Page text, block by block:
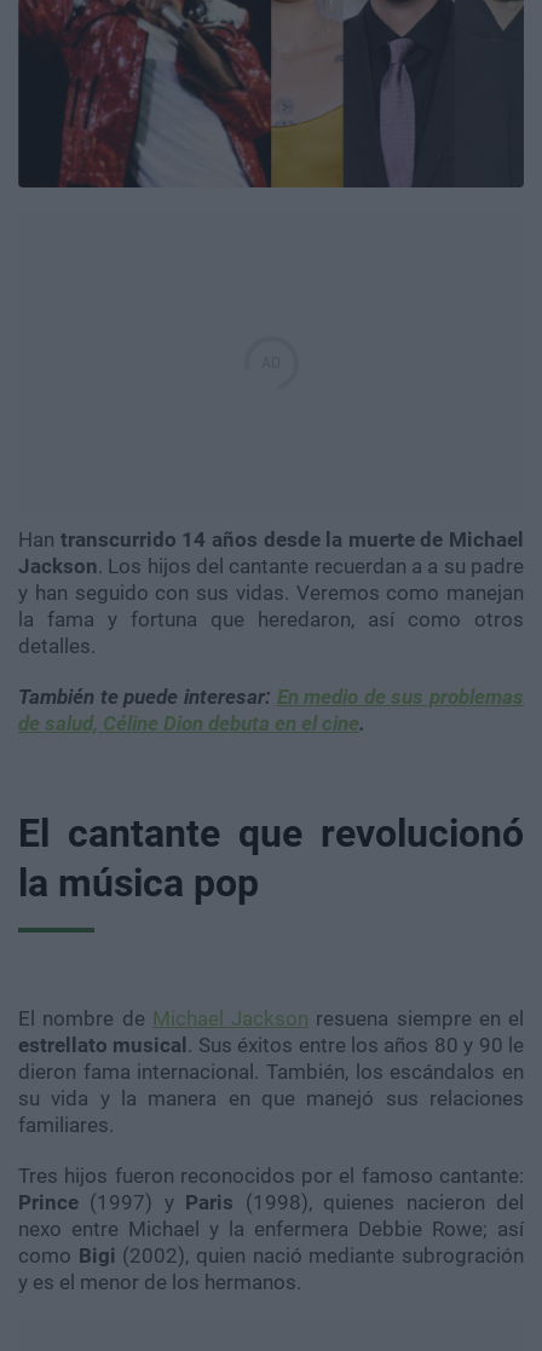
Han transcurrido 14 años desde la muerte de Michael
Jackson. Los hijos del cantante recuerdan a a su padre
y han seguido con sus vidas. Veremos como manejan
la fama y fortuna que heredaron, así como otros
detalles.
También te puede interesar: En medio de sus problemas
de salud, Céline Dion debuta en el cine.
El cantante que revolucionó
la música pop
El nombre de Michael Jackson resuena siempre en el
estrellato musical . Sus éxitos entre los años 80 y 90 le
dieron fama internacional. También, los escándalos en
su vida y la manera en que manejó sus relaciones
familiares.
Tres hijos fueron reconocidos por el famoso cantante:
Prince (1997) yParis (1998), quienes nacieron del
nexo entre Michael y la enfermera Debbie Rowe; así
como Bigi (2002), quien nació mediante subrogración
y es el menor de los hermanos.